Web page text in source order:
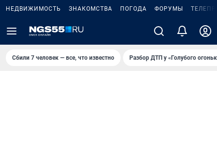
НЕДВИЖИМОСТЬ ЗНАКОМСТВА ПОГОДА ФОРУМЫ
Сбили 7 человек — все, что известно Разбор ДТП у «Голубого